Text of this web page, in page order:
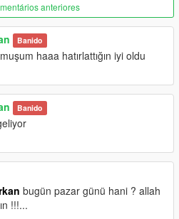
anteriores
Banido
haaa hatırlattığın iyi oldu
Banido
bugün pazar günü hani ? allah
!!!...